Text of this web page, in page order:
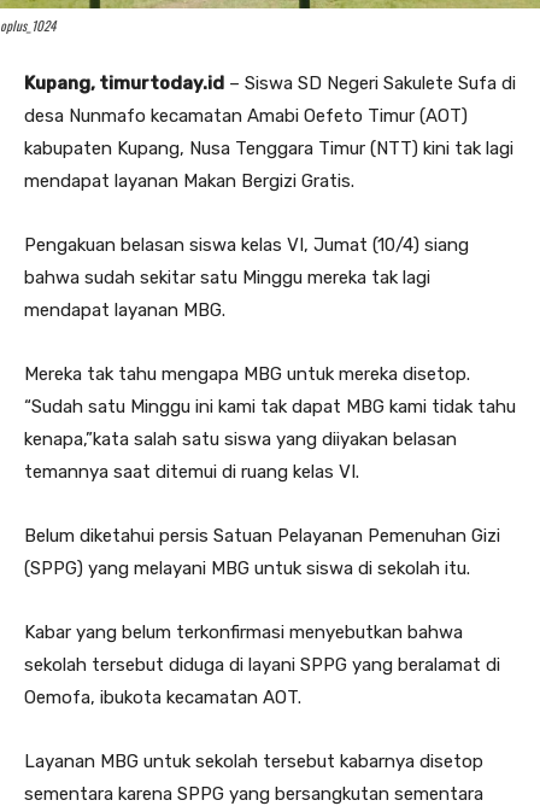
oplus_1024
Kupang, timurtoday.id – Siswa SD Negeri Sakulete Sufa di
desa Nunmafo kecamatan Amabi Oefeto Timur (AOT)
kabupaten Kupang, Nusa Tenggara Timur (NTT) kini tak lagi
mendapat layanan Makan Bergizi Gratis.
Pengakuan belasan siswa kelas VI, Jumat (10/4) siang
bahwa sudah sekitar satu Minggu mereka tak lagi
mendapat layanan MBG.
Mereka tak tahu mengapa MBG untuk mereka disetop.
“Sudah satu Minggu ini kami tak dapat MBG kami tidak tahu
kenapa,”kata salah satu siswa yang diiyakan belasan
temannya saat ditemui di ruang kelas VI.
Belum diketahui persis Satuan Pelayanan Pemenuhan Gizi
(SPPG) yang melayani MBG untuk siswa di sekolah itu.
Kabar yang belum terkonfirmasi menyebutkan bahwa
sekolah tersebut diduga di layani SPPG yang beralamat di
Oemofa, ibukota kecamatan AOT.
Layanan MBG untuk sekolah tersebut kabarnya disetop
sementara karena SPPG yang bersangkutan sementara